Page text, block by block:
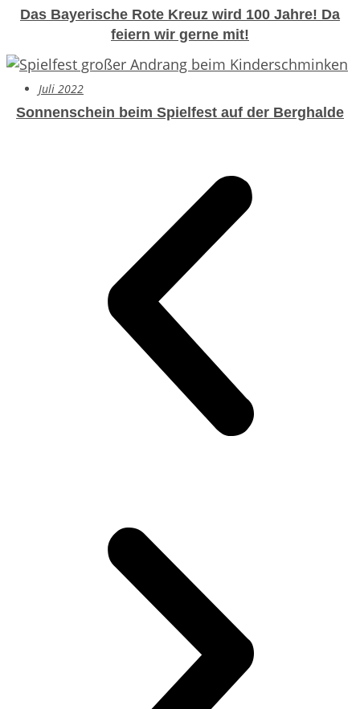
Das Bayerische Rote Kreuz wird 100 Jahre! Da
feiern wir gerne mit!
Juli 2022
Sonnenschein beim Spielfest auf der Berghalde